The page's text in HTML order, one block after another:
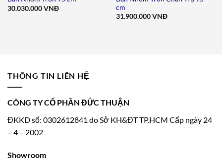
30.030.000VNĐ
cm
31.900.000VNĐ
THÔNG TIN LIÊN HỆ
CÔNG TY CỔ PHẦN ĐỨC THUẬN
ĐKKD số: 0302612841 do Sở KH&ĐT TP.HCM Cấp ngày 24
– 4 – 2002
Showroom